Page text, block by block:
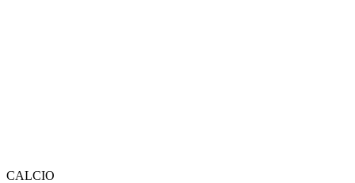
CALCIO